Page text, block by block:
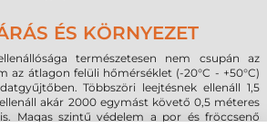
ÉS KÖRNYEZET
természetesen nem csupán az
az átlagon felüli hőmérséklet (-20°C - +50°C)
Többszöri leejtésnek ellenáll 1,5
akár 2000 egymást követő 0,5 méteres
Magas szintű védelem a por és fröccsenő